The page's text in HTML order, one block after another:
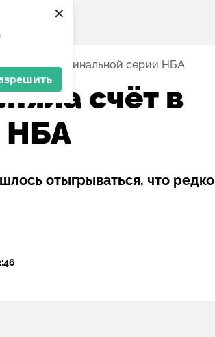
×
счёт в финальной серии НБА
счёт в
НБА
отыгрываться, что редко